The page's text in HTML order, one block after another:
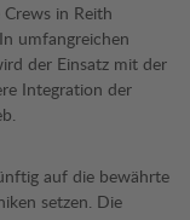
in Reith
umfangreichen
der Einsatz mit der
Integration der
auf die bewährte
setzen. Die